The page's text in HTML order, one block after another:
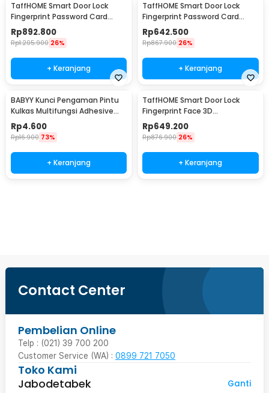
TaffHOME Smart Door Lock
Fingerprint Password Card
Waterproof IP66 Double Sided
- G23
Rp892.800
Rp1.205.900 26%
+ Keranjang
TaffHOME Smart Door Lock
Fingerprint Password Card
Waterproof IP66 Single Sided -
G23
Rp642.500
Rp867.900 26%
+ Keranjang
BABYY Kunci Pengaman Pintu
Kulkas Multifungsi Adhesive
Lock 2 PCS - BB7
Rp4.600
Rp16.900 73%
+ Keranjang
TaffHOME Smart Door Lock
Fingerprint Face 3D
Recognition Password Card -
CS18
Rp649.200
Rp876.900 26%
+ Keranjang
Contact Center
Pembelian Online
Telp : (021) 39 700 200
Customer Service (WA) : 0899 721 7050
Toko Kami
Jabodetabek
Ganti